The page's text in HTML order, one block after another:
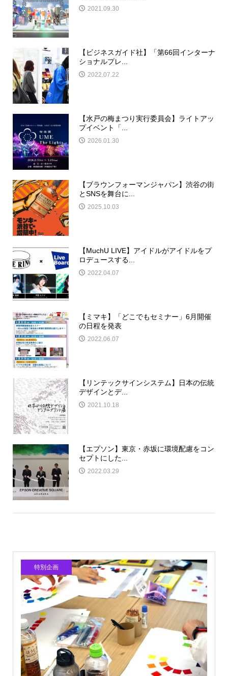
2021.09.30
【ビジネスガイド社】「第66回インターナ
ショナルプレ...
2022.07.22
【水戸の梅まつり実行委員会】ライトアッ
プイベント「...
2026.01.30
【ブラウンフォーマンジャパン】渋谷の街
とSNSを舞台に...
2025.10.03
【MuchU LIVE】アイドルがアイドルをプ
ロデュースする...
2022.04.07
【ミマキ】「どこでもセミナー」6月開催
の日程を発表
2022.06.07
【リンテックサインシステム】日本の伝統
デザインとデ...
2021.10.18
【エプソン】東京・赤坂に環境配慮をコン
セプトにした...
2022.03.29
特別企画